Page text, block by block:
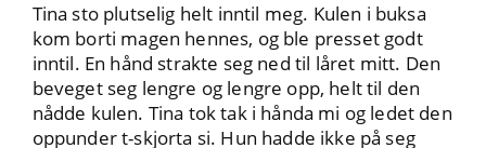
Tina sto plutselig helt inntil meg. Kulen i buksa
kom borti magen hennes, og ble presset godt
inntil. En hånd strakte seg ned til låret mitt. Den
beveget seg lengre og lengre opp, helt til den
nådde kulen. Tina tok tak i hånda mi og ledet den
oppunder t-skjorta si. Hun hadde ikke på seg